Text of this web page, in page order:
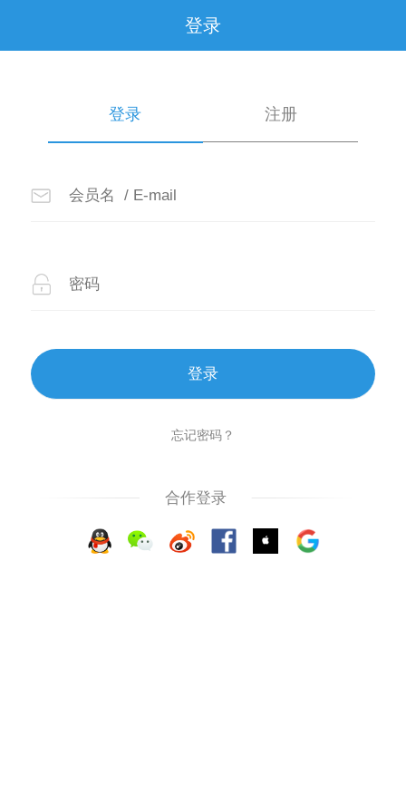
登录
登录 注册
忘记密码？
合作登录